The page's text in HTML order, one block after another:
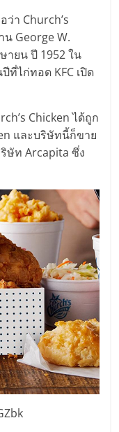
า Church’s
น George W.
ายน ปี 1952 ใน
ที่ไก่ทอด KFC เปิด
Chicken ได้ถูก
และบริษัทนี้ก็ขาย
ษัท Arcapita ซึ่ง